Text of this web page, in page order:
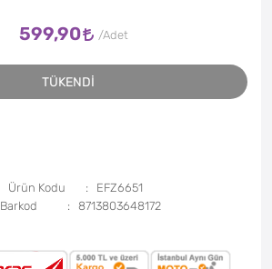
599,90
TÜKENDİ
Ürün Kodu
EFZ6651
Barkod
8713803648172